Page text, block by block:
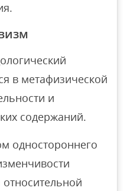
в метафизической
и
содержаний.
одностороннего